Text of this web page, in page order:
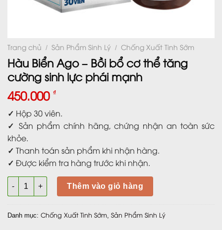
Trang chủ / Sản Phẩm Sinh Lý / Chống Xuất Tinh Sớm
Hàu Biển Ago – Bồi bổ cơ thể tăng
cường sinh lực phái mạnh
450.000 ₫
✓ Hộp 30 viên.
✓ Sản phẩm chính hãng, chứng nhận an toàn sức
khỏe.
✓ Thanh toán sản phẩm khi nhận hàng.
✓ Được kiểm tra hàng trước khi nhận.
Hàu Biển Ago - Bồi bổ cơ thể tăng cường sinh lực phái mạnh
Thêm vào giỏ hàng
Danh mục: Chống Xuất Tinh Sớm Sản Phẩm Sinh Lý